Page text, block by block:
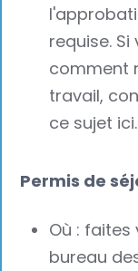
requise.
comment
travail,
ce sujet ici.
Permis de
Où :
bureau